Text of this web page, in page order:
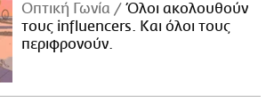
Οπτική Γωνία
Όλοι ακολουθούν
τους influencers. Και όλοι τους
περιφρονούν.